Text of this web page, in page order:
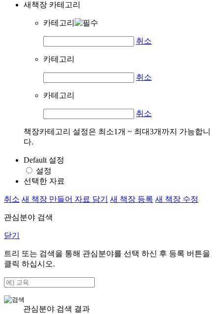
새책장 카테고리
카테고리
취소
카테고리
취소
카테고리
취소
책장카테고리 설정은 최소1개 ~ 최대3개까지 가능합니
다.
Default 설정
설정
선택한 자료
취소 새 책장 만들어 자료 담기 새 책장 등록 새 책장 수정
관심분야 검색
닫기
트리 또는 검색을 통해 관심분야를 선택 하신 후 등록 버튼을
클릭 하십시오.
관심분야 검색 결과